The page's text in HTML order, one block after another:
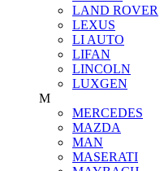
LAND ROVER
LEXUS
LI AUTO
LIFAN
LINCOLN
LUXGEN
M
MERCEDES
MAZDA
MAN
MASERATI